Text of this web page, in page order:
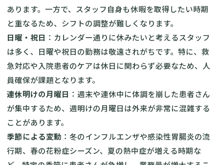
あります。一方で、スタッフ自身も休暇を取得したい時期
と重なるため、シフトの調整が難しくなります。
日曜・祝日 ：カレンダー通りに休みたいと考えるスタッフ
は多く、日曜や祝日の勤務は敬遠されがちです。特に、救
急対応や入院患者のケアは休日に関わらず必要なため、人
員確保が課題となります。
連休明けの月曜日 ：週末や連休中に体調を崩した患者さん
が集中するため、週明けの月曜日は外来が非常に混雑する
ことがあります。
季節による変動 ：冬のインフルエンザや感染性胃腸炎の流
行期、春の花粉症シーズン、夏の熱中症が増える時期な